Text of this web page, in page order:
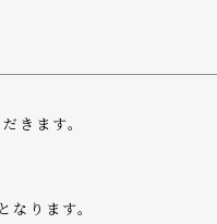
きます。
ります。